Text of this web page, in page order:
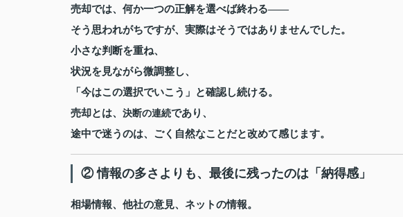
売却では、何か一つの正解を選べば終わる——
そう思われがちですが、実際はそうではありませんでした。
小さな判断を重ね、
状況を見ながら微調整し、
「今はこの選択でいこう」と確認し続ける。
売却とは、 決断の連続であり、
途中で迷うのは、ごく自然なことだと改めて感じます。
② 情報の多さよりも、最後に残ったのは「納得感」
相場情報、他社の意見、ネットの情報。